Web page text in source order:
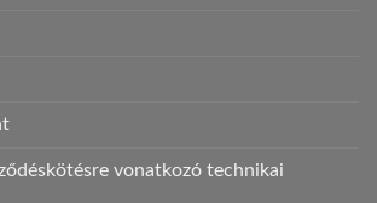
vonatkozó technikai